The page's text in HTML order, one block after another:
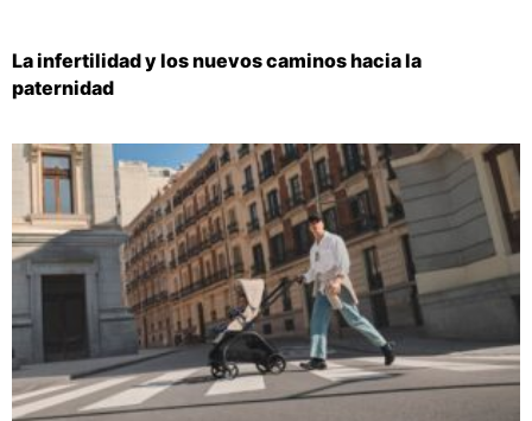
La infertilidad y los nuevos caminos hacia la
paternidad